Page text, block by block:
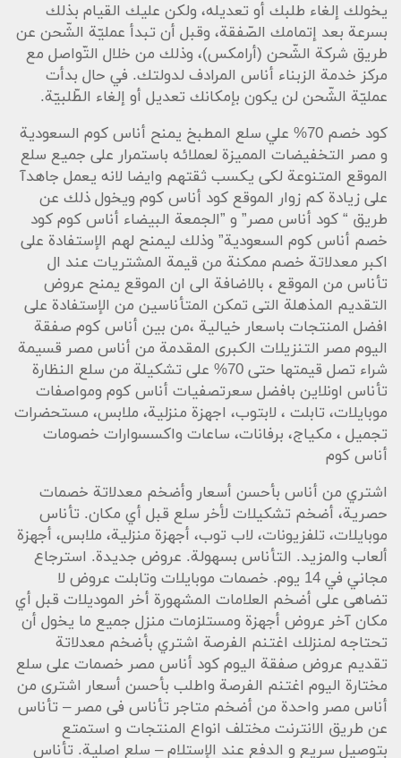
يخولك إلغاء طلبك أو تعديله، ولكن عليك القيام بذلك
بسرعة بعد إتمامك الصّفقة، وقبل أن تبدأ عمليّة الشّحن عن
طريق شركة الشّحن (أرامكس)، وذلك من خلال التّواصل مع
مركز خدمة الزبناء أناس المرادف لدولتك. في حال بدأت
عمليّة الشّحن لن يكون بإمكانك تعديل أو إلغاء الطّلبيّة.
كود خصم 70% علي سلع المطبخ يمنح أناس كوم السعودية
و مصر التخفيضات المميزة لعملائه باستمرار على جميع سلع
الموقع المتنوعة لكى يكسب ثقتهم وايضا لانه يعمل جاهدآ
على زيادة كم زوار الموقع كود أناس كوم ويخول ذلك عن
طريق “ كود أناس مصر” و ”الجمعة البيضاء أناس كوم كود
خصم أناس كوم السعودية” وذلك ليمنح لهم الإستفادة على
اكبر معدلاتة خصم ممكنة من قيمة المشتريات عند ال
تأناس من الموقع ، بالاضافة الى ان الموقع يمنح عروض
التقديم المذهلة التى تمكن المتأناسين من الإستفادة على
افضل المنتجات باسعار خيالية ،من بين أناس كوم صفقة
اليوم مصر التنزيلات الكبرى المقدمة من أناس مصر قسيمة
شراء تصل قيمتها حتى 70% على تشكيلة من سلع النظارة
تأناس اونلاين بافضل سعرتصفيات أناس كوم ومواصفات
موبايلات، تابلت ، لابتوب، اجهزة منزلية، ملابس، مستحضرات
تجميل ، مكياج، برفانات، ساعات واكسسوارات خصومات
أناس كوم
اشتري من أناس بأحسن أسعار وأضخم معدلاتة خصمات
حصرية، أضخم تشكيلات لأخر سلع قبل أي مكان. تأناس
موبايلات، تلفزيونات، لاب توب، أجهزة منزلية، ملابس، أجهزة
ألعاب والمزيد. التأناس بسهولة. عروض جديدة. استرجاع
مجاني في 14 يوم. خصمات موبايلات وتابلت عروض لا
تضاهى على أضخم العلامات المشهورة أخر الموديلات قبل أي
مكان آخر عروض أجهزة ومستلزمات منزل جميع ما يخول أن
تحتاجه لمنزلك اغتنم الفرصة اشتري بأضخم معدلاتة
تقديم عروض صفقة اليوم كود أناس مصر خصمات على سلع
مختارة اليوم اغتنم الفرصة واطلب بأحسن أسعار اشترى من
أناس مصر واحدة من أضخم متاجر تأناس فى مصر – تأناس
عن طريق الانترنت مختلف انواع المنتجات و استمتع
بتوصيل سريع و الدفع عند الإستلام – سلع اصلية. تأناس